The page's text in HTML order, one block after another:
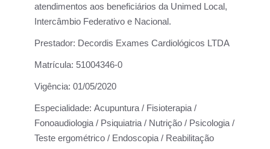
atendimentos aos beneficiários da Unimed Local,
Intercâmbio Federativo e Nacional.
Prestador: Decordis Exames Cardiológicos LTDA
Matrícula: 51004346-0
Vigência: 01/05/2020
Especialidade: Acupuntura / Fisioterapia /
Fonoaudiologia / Psiquiatria / Nutrição / Psicologia /
Teste ergométrico / Endoscopia / Reabilitação